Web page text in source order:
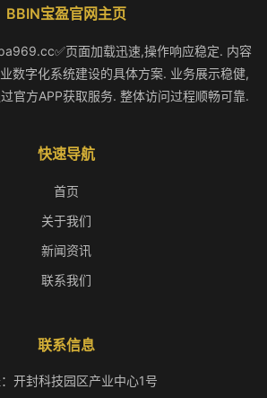
BBIN宝盈官网主页
页面加载迅速,操作响应稳定. 内容
数字化系统建设的具体方案. 业务展示稳健,
官方APP获取服务. 整体访问过程顺畅可靠.
快速导航
首页
关于我们
新闻资讯
联系我们
联系信息
开封科技园区产业中心1号